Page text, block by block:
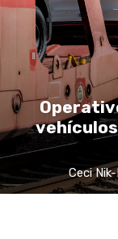
Ceci